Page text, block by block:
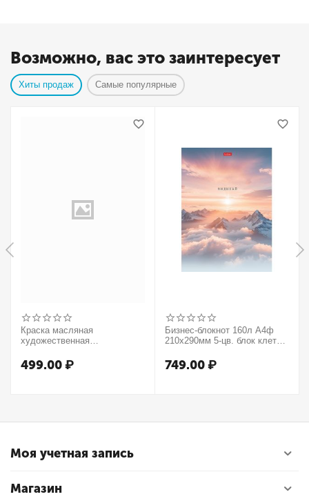
Возможно, вас это заинтересует
Хиты продаж Самые популярные
Краска масляная
художественная
37мл, туба, оранжевый
499.00₽
Бизнес-блокнот 160л А4ф
210х290мм 5-цв. блок клетка
мат.ламин. -В моменте
749.00₽
Моя учетная запись
Магазин